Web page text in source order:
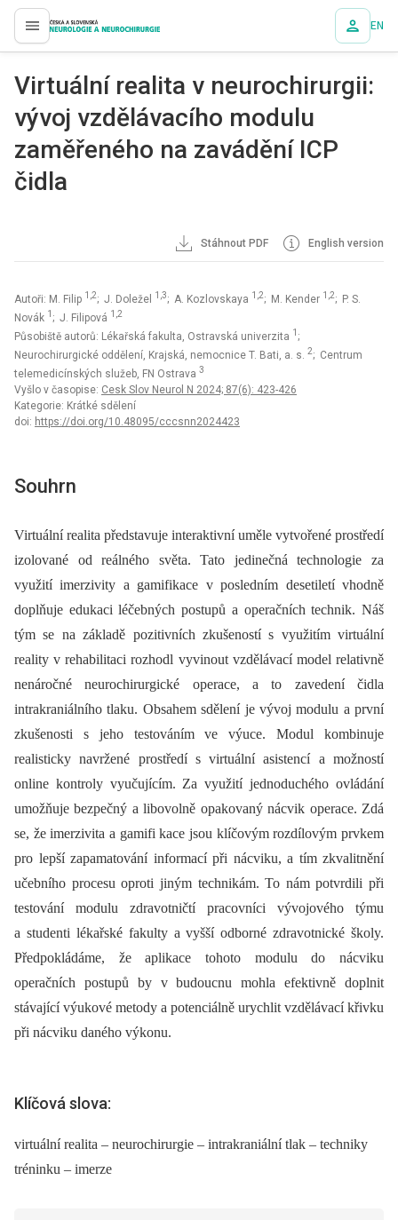
proLékaře.cz EN
Virtuální realita v neurochirurgii:
vývoj vzdělávacího modulu
zaměřeného na zavádění ICP
čidla
Stáhnout PDF English version
Autoři: M. Filip 1,2; J. Doležel 1,3; A. Kozlovskaya 1,2; M. Kender 1,2; P. S.
Novák 1 ; J. Filipová 1,2
Působiště autorů: Lékařská fakulta, Ostravská univerzita 1 ;
Neurochirurgické oddělení, Krajská, nemocnice T. Bati, a. s. 2; Centrum
telemedicínských služeb, FN Ostrava 3
Vyšlo v časopise: Cesk Slov Neurol N 2024; 87(6): 423-426
Kategorie: Krátké sdělení
doi: https://doi.org/10.48095/cccsnn2024423
Souhrn
Virtuální realita představuje interaktivní uměle vytvořené prostředí
izolované od reálného světa. Tato jedinečná technologie za
využití imerzivity a gamifikace v posledním desetiletí vhodně
doplňuje edukaci léčebných postupů a operačních technik. Náš
tým se na základě pozitivních zkušeností s využitím virtuální
reality v rehabilitaci rozhodl vyvinout vzdělávací model relativně
nenáročné neurochirurgické operace, a to zavedení čidla
intrakraniálního tlaku. Obsahem sdělení je vývoj modulu a první
zkušenosti s jeho testováním ve výuce. Modul kombinuje
realisticky navržené prostředí s virtuální asistencí a možností
online kontroly vyučujícím. Za využití jednoduchého ovládání
umožňuje bezpečný a libovolně opakovaný nácvik operace. Zdá
se, že imerzivita a gamifi kace jsou klíčovým rozdílovým prvkem
pro lepší zapamatování informací při nácviku, a tím zkvalitnění
učebního procesu oproti jiným technikám. To nám potvrdili při
testování modulu zdravotničtí pracovníci vývojového týmu
a studenti lékařské fakulty a vyšší odborné zdravotnické školy.
Předpokládáme, že aplikace tohoto modulu do nácviku
operačních postupů by v budoucnu mohla efektivně doplnit
stávající výukové metody a potenciálně urychlit vzdělávací křivku
při nácviku daného výkonu.
Klíčová slova:
virtuální realita – neurochirurgie – intrakraniální tlak – techniky
tréninku – imerze